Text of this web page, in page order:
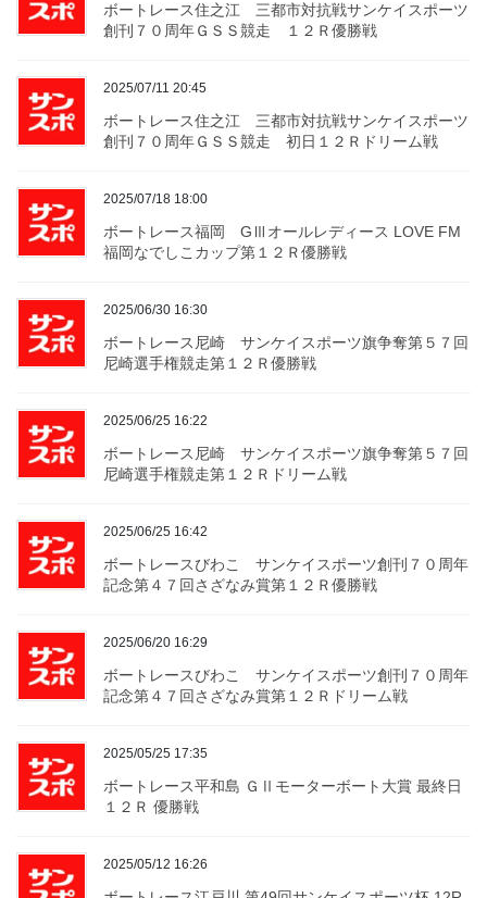
ボートレース住之江 三都市対抗戦サンケイスポーツ
創刊７０周年ＧＳＳ競走 １２Ｒ優勝戦
2025/07/11 20:45
ボートレース住之江 三都市対抗戦サンケイスポーツ
創刊７０周年ＧＳＳ競走 初日１２Ｒドリーム戦
2025/07/18 18:00
ボートレース福岡 GⅢオールレディース LOVE FM
福岡なでしこカップ第１２Ｒ優勝戦
2025/06/30 16:30
ボートレース尼崎 サンケイスポーツ旗争奪第５７回
尼崎選手権競走第１２Ｒ優勝戦
2025/06/25 16:22
ボートレース尼崎 サンケイスポーツ旗争奪第５７回
尼崎選手権競走第１２Ｒドリーム戦
2025/06/25 16:42
ボートレースびわこ サンケイスポーツ創刊７０周年
記念第４７回さざなみ賞第１２Ｒ優勝戦
2025/06/20 16:29
ボートレースびわこ サンケイスポーツ創刊７０周年
記念第４７回さざなみ賞第１２Ｒドリーム戦
2025/05/25 17:35
ボートレース平和島 ＧⅡモーターボート大賞 最終日
１２Ｒ 優勝戦
2025/05/12 16:26